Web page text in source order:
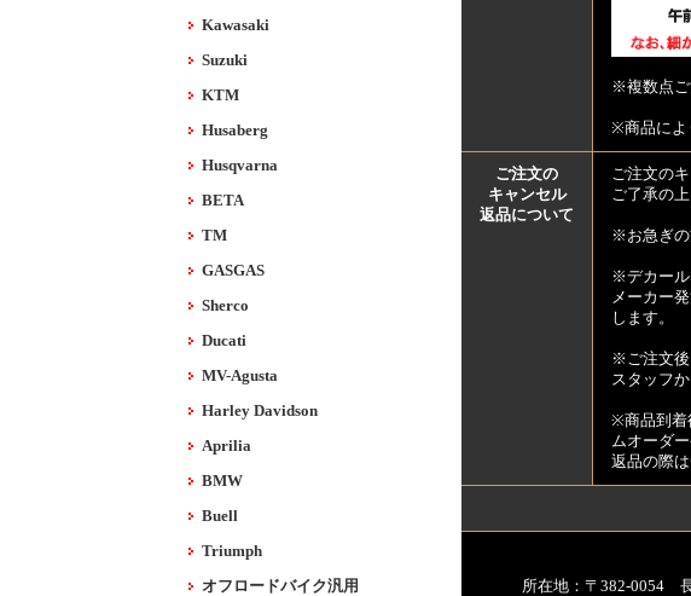
Kawasaki
Suzuki
KTM
Husaberg
Husqvarna
BETA
TM
GASGAS
Sherco
Ducati
MV-Agusta
Harley Davidson
Aprilia
BMW
Buell
Triumph
オフロードバイク汎用
※複数点ご
※商品によ
ご注文の
キャンセル
返品について
ご注文の
ご了承の
※お急ぎの
※デカール
メーカー
します。
※ご注文後
スタッフ
※商品到着
ムオーダ
返品の際
所在地：〒382-0054